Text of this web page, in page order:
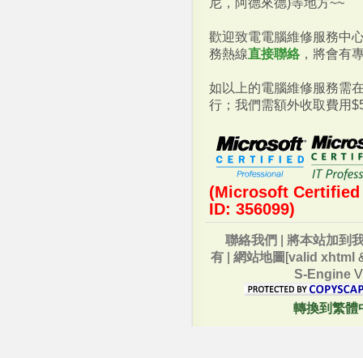
歡迎致電電腦維修服務中
務熱線直接聯絡 ，將會有
如以上的電腦維修服務需
行；我們需額外收取費用
(Microsoft
ID: 356099)
聯絡我們 | 將本站加到
有| 網站地圖[valid xhtml
S-Engine
轉換到繁體